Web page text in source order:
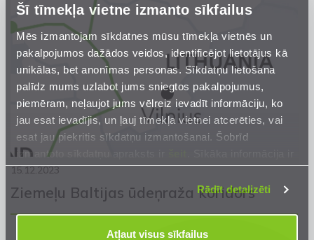
Šī tīmekļa vietne izmanto sīkfailus
Mēs izmantojam sīkdatnes mūsu tīmekļa vietnēs un
pakalpojumos dažādos veidos, identificējot lietotājus kā
unikālas, bet anonīmas personas. Sīkdatņu lietošana
palīdz mums uzlabot jums sniegtos pakalpojumus,
piemēram, neļaujot jums vēlreiz ievadīt informāciju, ko
jau esat ievadījis, un ļauj tīmekļa vietnei atcerēties, vai
esat jau piekritis sīkdatņu izmantošanai. Šobrīd
izmantoto sīkdatņu apraksts ir
mūsuPrivātuma atrunā.
Rādīt detalizēti
Atļaut visus sīkfailus
15.12.2023
Ziemeļu Baltijas ūdeņraža koridors